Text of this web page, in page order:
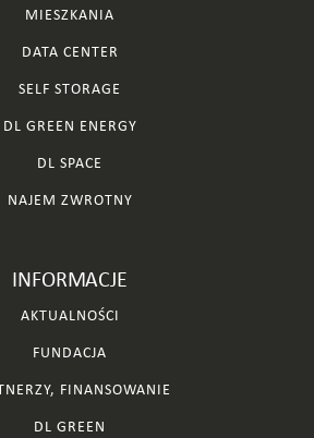
MIESZKANIA
DATA CENTER
SELF STORAGE
DL GREEN ENERGY
DL SPACE
NAJEM ZWROTNY
INFORMACJE
AKTUALNOŚCI
FUNDACJA
FINANSOWANIE
DL GREEN